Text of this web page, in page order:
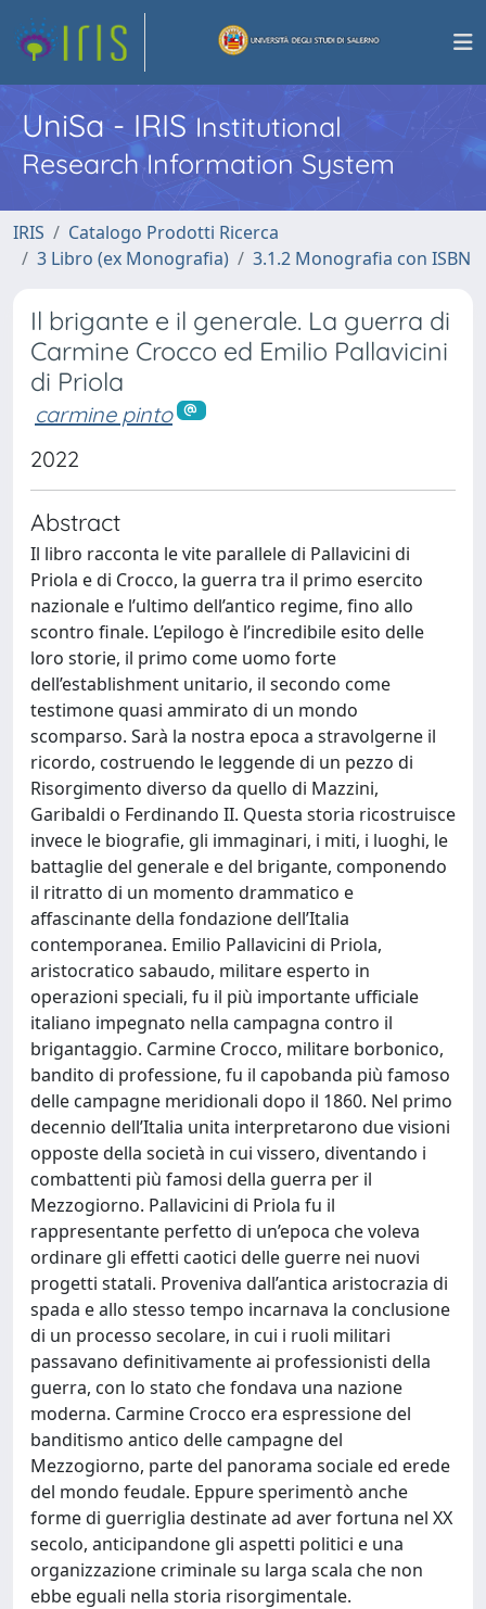
UniSa - IRISInstitutional
Research Information System
IRIS
Catalogo Prodotti Ricerca
3 Libro (ex Monografia)
3.1.2 Monografia con ISBN
Il brigante e il generale. La guerra di
Carmine Crocco ed Emilio Pallavicini
di Priola
carmine pinto
2022
Abstract
Il libro racconta le vite parallele di Pallavicini di
Priola e di Crocco, la guerra tra il primo esercito
nazionale e l’ultimo dell’antico regime, fino allo
scontro finale. L’epilogo è l’incredibile esito delle
loro storie, il primo come uomo forte
dell’establishment unitario, il secondo come
testimone quasi ammirato di un mondo
scomparso. Sarà la nostra epoca a stravolgerne il
ricordo, costruendo le leggende di un pezzo di
Risorgimento diverso da quello di Mazzini,
Garibaldi o Ferdinando II. Questa storia ricostruisce
invece le biografie, gli immaginari, i miti, i luoghi, le
battaglie del generale e del brigante, componendo
il ritratto di un momento drammatico e
affascinante della fondazione dell’Italia
contemporanea. Emilio Pallavicini di Priola,
aristocratico sabaudo, militare esperto in
operazioni speciali, fu il più importante ufficiale
italiano impegnato nella campagna contro il
brigantaggio. Carmine Crocco, militare borbonico,
bandito di professione, fu il capobanda più famoso
delle campagne meridionali dopo il 1860. Nel primo
decennio dell’Italia unita interpretarono due visioni
opposte della società in cui vissero, diventando i
combattenti più famosi della guerra per il
Mezzogiorno. Pallavicini di Priola fu il
rappresentante perfetto di un’epoca che voleva
ordinare gli effetti caotici delle guerre nei nuovi
progetti statali. Proveniva dall’antica aristocrazia di
spada e allo stesso tempo incarnava la conclusione
di un processo secolare, in cui i ruoli militari
passavano definitivamente ai professionisti della
guerra, con lo stato che fondava una nazione
moderna. Carmine Crocco era espressione del
banditismo antico delle campagne del
Mezzogiorno, parte del panorama sociale ed erede
del mondo feudale. Eppure sperimentò anche
forme di guerriglia destinate ad aver fortuna nel XX
secolo, anticipandone gli aspetti politici e una
organizzazione criminale su larga scala che non
ebbe eguali nella storia risorgimentale.